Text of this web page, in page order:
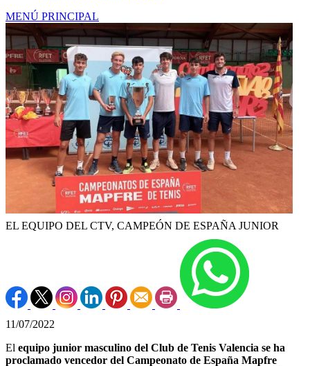
MENÚ PRINCIPAL
EL EQUIPO DEL CTV, CAMPEÓN DE ESPAÑA JUNIOR
11/07/2022
El equipo junior masculino del Club de Tenis Valencia se ha
proclamado vencedor del Campeonato de España Mapfre